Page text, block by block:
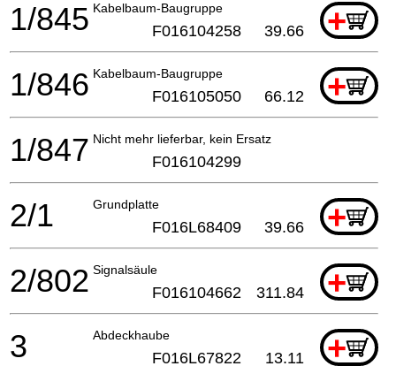
Kabelbaum-Baugruppe +
1/845 F016104258 39.66
Kabelbaum-Baugruppe +
1/846 F016105050 66.12
Nicht mehr lieferbar, kein Ersatz
1/847 F016104299
Grundplatte +
2/1 F016L68409 39.66
Signalsäule +
2/802 F016104662 311.84
Abdeckhaube +
3 F016L67822 13.11